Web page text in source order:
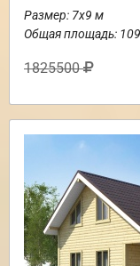
Размер: 7х9 м
Общая площадь:
1825500